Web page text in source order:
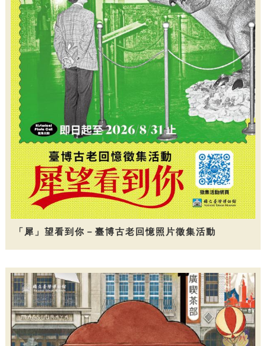
「犀」望看到你－臺博古老回憶照片徵集活動